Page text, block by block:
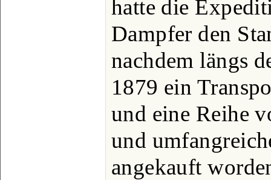
hatte die
Dampfer den
nachdem längs
1879 ein
und eine Reihe
und
angekauft